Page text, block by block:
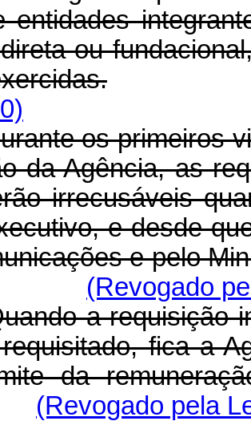
entidades
ou
os primeiros
da Agência, as
irrecusáveis
e desde
e pelo
(Revogado
a requisição
fica a
da
(Revogado pela